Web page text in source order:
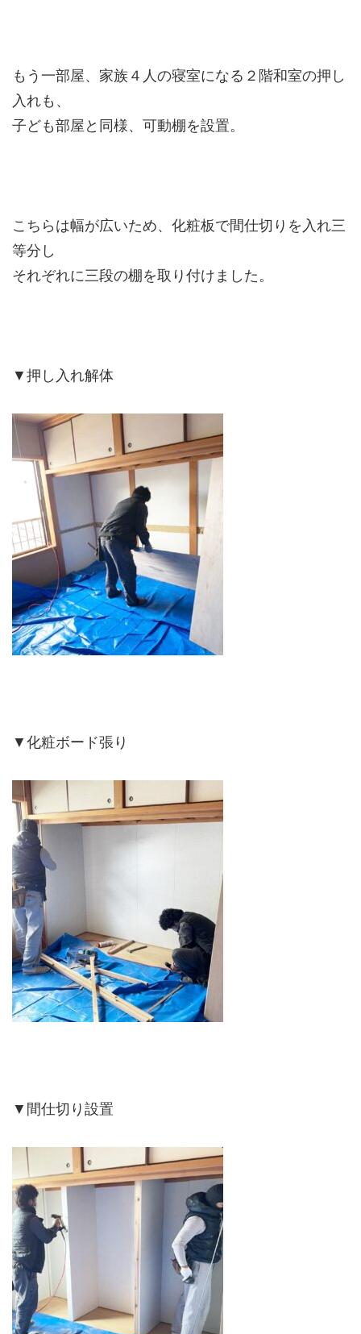
もう一部屋、家族４人の寝室になる２階和室の押し
入れも、
子ども部屋と同様、可動棚を設置。
こちらは幅が広いため、化粧板で間仕切りを入れ三
等分し
それぞれに三段の棚を取り付けました。
▼押し入れ解体
▼化粧ボード張り
▼間仕切り設置